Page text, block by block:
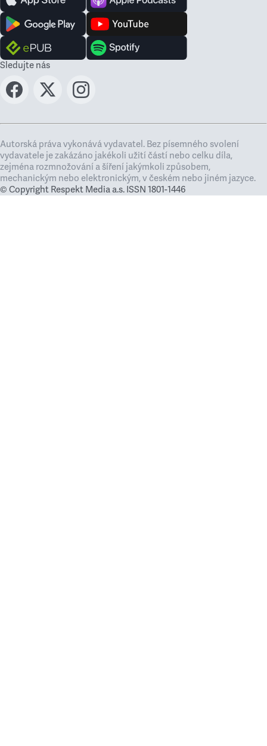
Sledujte nás
Autorská práva vykonává vydavatel. Bez písemného svolení
vydavatele je zakázáno jakékoli užití částí nebo celku díla,
zejména rozmnožování a šíření jakýmkoli způsobem,
mechanickým nebo elektronickým, v českém nebo jiném jazyce.
© Copyright Respekt Media a.s. ISSN 1801-1446